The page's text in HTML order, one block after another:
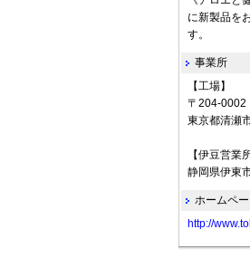
に新製品を
す。
事業所
【工場】
〒204-0002
東京都清
【伊豆営業
静岡県伊東
ホームペ
http://